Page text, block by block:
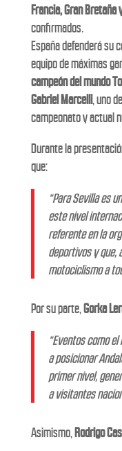
Francia, Gran Bretaña
confirmados.
España defenderá su
equipo de máximas
campeón del mundo
Gabriel Marcelli, uno
campeonato y actual
Durante la
que:
“Para Sevilla es
este nivel
referente en la
deportivos y que,
motociclismo a
Por su parte,Gorka
“Eventos como
a posicionar
primer nivel,
a visitantes
Asimismo,Rodrigo